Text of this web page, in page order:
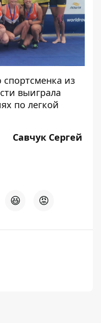
из
выиграла
по легкой
Савчук Сергей
😆 😡